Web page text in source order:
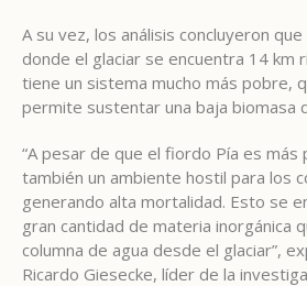
A su vez, los análisis concluyeron
donde el glaciar se encuentra 14 km
tiene un sistema mucho más pobre,
permite sustentar una baja biomasa
“A pesar de que el fiordo Pía es
también un ambiente hostil para los
generando alta mortalidad. Esto se
gran cantidad de materia inorgánica
columna de agua desde el glaciar”,
Ricardo Giesecke, líder de la